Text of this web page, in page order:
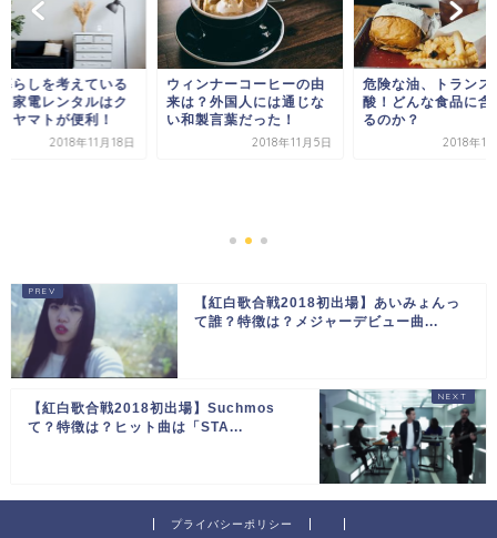
らしを考えている
家電レンタルはク
ヤマトが便利！
2018年11月18日
ウィンナーコーヒーの由
来は？外国人には通じな
い和製言葉だった！
2018年11月5日
危険な油、トランス
酸！どんな食品に含
るのか？
2018年11
【紅白歌合戦2018初出場】あいみょんっ
て誰？特徴は？メジャーデビュー曲...
【紅白歌合戦2018初出場】Suchmos
て？特徴は？ヒット曲は「STA...
プライバシーポリシー